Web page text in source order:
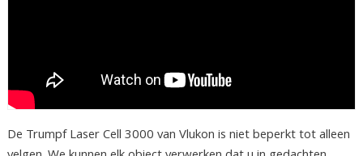
De Trumpf Laser Cell 3000 van Vlukon is niet beperkt tot alleen